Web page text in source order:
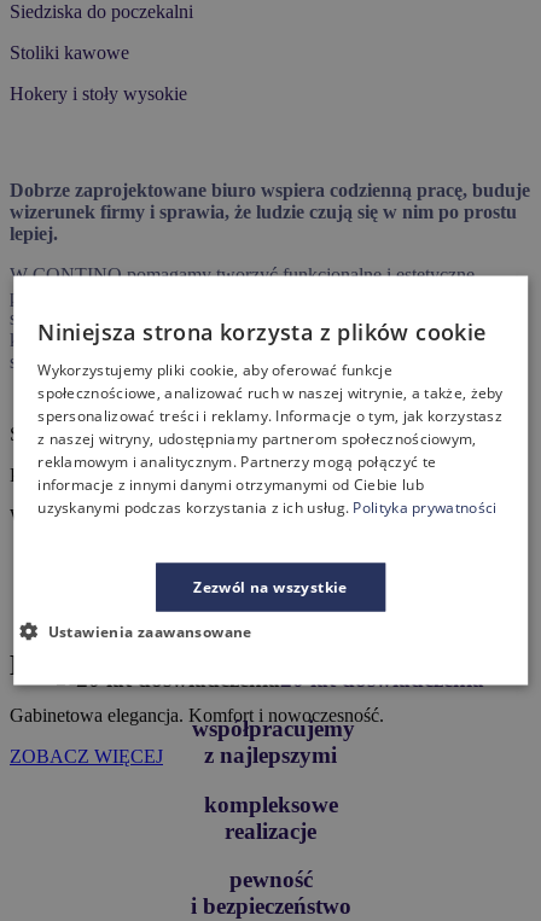
Meble gabinetowe
Gabinetowa elegancja. Komfort i nowoczesność.
ZOBACZ WIĘCEJ
Siedziska do poczekalni
Stoliki kawowe
Hokery i stoły wysokie
Dobrze zaprojektowane biuro wspiera codzienną pracę, buduje
wizerunek firmy i sprawia, że ludzie czują się w nim po prostu
lepiej.
W CONTINO pomagamy tworzyć funkcjonalne i estetyczne
przestrzenie biurowe — od doradztwa i aranżacji, po dobór mebli i
sprawną realizację. Oferujemy wyposażenie biur, gabinetów, sal
konferencyjnych, recepcji i stref spotkań, współpracując ze
sprawdzonymi producentami mebli biurowych.
SZYBKA DOSTAWA
PROMOCJE
WYPRZEDAŻ
Dlaczego warto wybrać nas?
20 latdoświadczenia
współpracujemy
z najlepszymi
kompleksowe
realizacje
pewność
i bezpieczeństwo
Niniejsza strona korzysta z plików cookie
Wykorzystujemy pliki cookie, aby oferować funkcje
społecznościowe, analizować ruch w naszej witrynie, a także, żeby
spersonalizować treści i reklamy. Informacje o tym, jak korzystasz
z naszej witryny, udostępniamy partnerom społecznościowym,
reklamowym i analitycznym. Partnerzy mogą połączyć te
informacje z innymi danymi otrzymanymi od Ciebie lub
uzyskanymi podczas korzystania z ich usług. Polityka prywatności
Zezwól na wszystkie
Ustawienia zaawansowane